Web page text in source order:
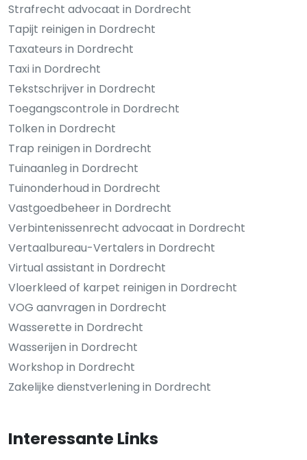
Strafrecht advocaat in Dordrecht
Tapijt reinigen in Dordrecht
Taxateurs in Dordrecht
Taxi in Dordrecht
Tekstschrijver in Dordrecht
Toegangscontrole in Dordrecht
Tolken in Dordrecht
Trap reinigen in Dordrecht
Tuinaanleg in Dordrecht
Tuinonderhoud in Dordrecht
Vastgoedbeheer in Dordrecht
Verbintenissenrecht advocaat in Dordrecht
Vertaalbureau-Vertalers in Dordrecht
Virtual assistant in Dordrecht
Vloerkleed of karpet reinigen in Dordrecht
VOG aanvragen in Dordrecht
Wasserette in Dordrecht
Wasserijen in Dordrecht
Workshop in Dordrecht
Zakelijke dienstverlening in Dordrecht
Interessante Links